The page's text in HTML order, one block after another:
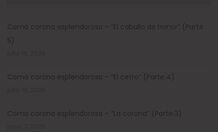
Como corona esplendorosa – “El caballo de honor” (Parte
5)
Como corona esplendorosa – “El cetro” (Parte 4)
Como corona esplendorosa – “La corona” (Parte 3)